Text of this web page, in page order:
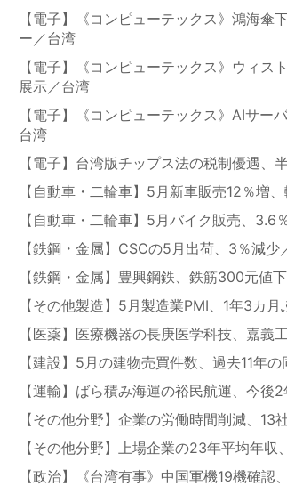
【電子】《コンピューテックス》鴻海
ー／台湾
【電子】《コンピューテックス》ウィ
展示／台湾
【電子】《コンピューテックス》AIサー
台湾
【電子】台湾版チップス法の税制優遇、
【自動車・二輪車】5月新車販売12％増
【自動車・二輪車】5月バイク販売、3.6
【鉄鋼・金属】CSCの5月出荷、3％減少
【鉄鋼・金属】豊興鋼鉄、鉄筋300元値
【その他製造】5月製造業PMI、1年3カ
【医薬】医療機器の長庚医学科技、嘉義
【建設】5月の建物売買件数、過去11年
【運輸】ばら積み海運の裕民航運、今後
【その他分野】企業の労働時間削減、
【その他分野】上場企業の23年平均年
【政治】《台湾有事》中国軍機19機確